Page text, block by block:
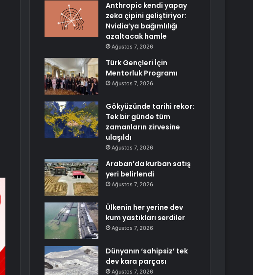
Anthropic kendi yapay
zeka çipini geliştiriyor:
Nvidia’ya bağımlılığı
azaltacak hamle
Ağustos 7, 2026
Türk Gençleri İçin
Mentorluk Programı
Ağustos 7, 2026
Gökyüzünde tarihi rekor:
Tek bir günde tüm
zamanların zirvesine
ulaşıldı
Ağustos 7, 2026
Araban’da kurban satış
yeri belirlendi
Ağustos 7, 2026
Ülkenin her yerine dev
kum yastıkları serdiler
Ağustos 7, 2026
Dünyanın ‘sahipsiz’ tek
dev kara parçası
Ağustos 7, 2026